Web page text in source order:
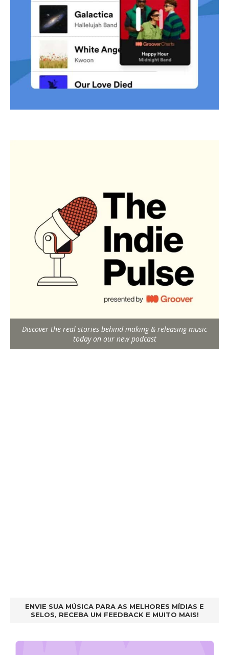
Discover the real stories behind making & releasing music
today on our new podcast
ENVIE SUA MÚSICA PARA AS MELHORES MÍDIAS E
SELOS, RECEBA UM FEEDBACK E MUITO MAIS!